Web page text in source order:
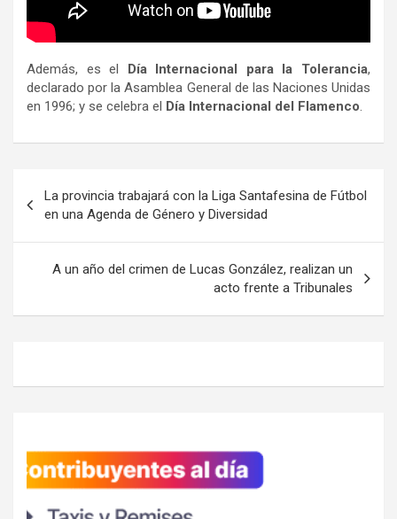
Además, es el Día Internacional para la Tolerancia,
declarado por la Asamblea General de las Naciones Unidas
en 1996; y se celebra el
Día Internacional del Flamenco.
de
entradas
La provincia trabajará con la Liga Santafesina de Fútbol
en una Agenda de Género y Diversidad
A un año del crimen de Lucas González, realizan un
acto frente a Tribunales